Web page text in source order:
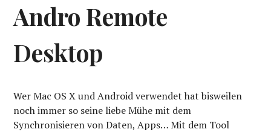
Andro Remote
Desktop
Wer Mac OS X und Android verwendet hat bisweilen
noch immer so seine liebe Mühe mit dem
Synchronisieren von Daten, Apps… Mit dem Tool